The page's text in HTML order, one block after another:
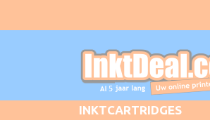
INKTCARTRIDGES